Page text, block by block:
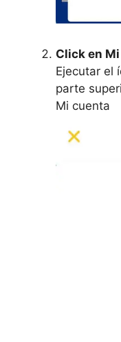
Click en
Ejecutar el
parte
Mi cuenta